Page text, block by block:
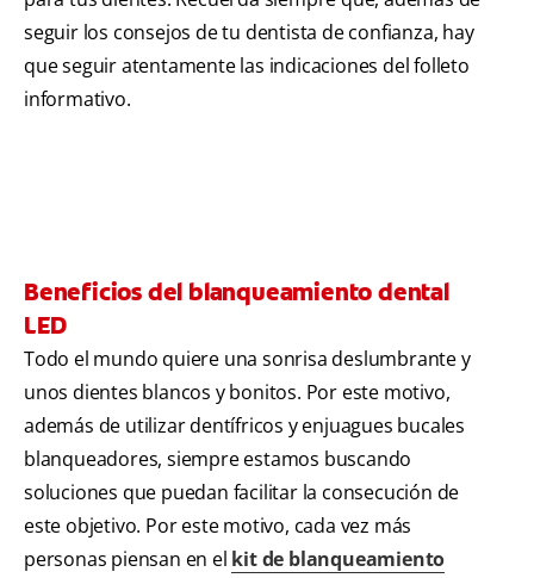
seguir los consejos de tu dentista de confianza, hay
que seguir atentamente las indicaciones del folleto
informativo.
Beneficios del blanqueamiento dental
LED
Todo el mundo quiere una sonrisa deslumbrante y
unos dientes blancos y bonitos. Por este motivo,
además de utilizar dentífricos y enjuagues bucales
blanqueadores, siempre estamos buscando
soluciones que puedan facilitar la consecución de
este objetivo. Por este motivo, cada vez más
personas piensan en el kit de blanqueamiento